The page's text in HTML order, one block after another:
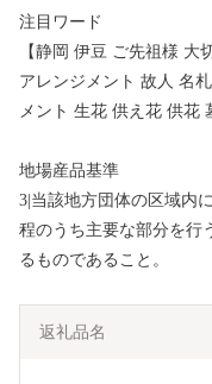
注目ワード
【静岡 伊豆 ご先祖様
アレンジメント 故人 名
メント 生花 供え花 供花
地場産品基準
3|当該地方団体の区域内
程のうち主要な部分を行
るものであること。
返礼品名